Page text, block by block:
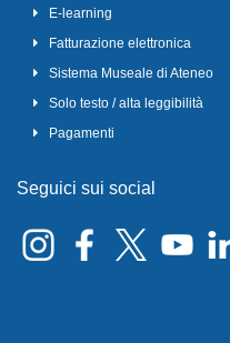
E-learning
Fatturazione elettronica
Sistema Museale di Ateneo
Solo testo / alta leggibilità
Pagamenti
Seguici sui social